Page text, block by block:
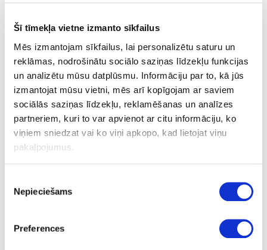
Šī tīmekļa vietne izmanto sīkfailus
Mēs izmantojam sīkfailus, lai personalizētu saturu un
reklāmas, nodrošinātu sociālo saziņas līdzekļu funkcijas
un analizētu mūsu datplūsmu. Informāciju par to, kā jūs
izmantojat mūsu vietni, mēs arī kopīgojam ar saviem
sociālās saziņas līdzekļu, reklamēšanas un analīzes
partneriem, kuri to var apvienot ar citu informāciju, ko
viņiem sniedzat vai ko viņi apkopo, kad lietojat viņu
pakalpojumus.
izvēle
Nepieciešams
Preferences
Šķērsvirziena balsts QA-DF 500/700
Uzdot jautājumu
Nosūtīt saiti uz produktu